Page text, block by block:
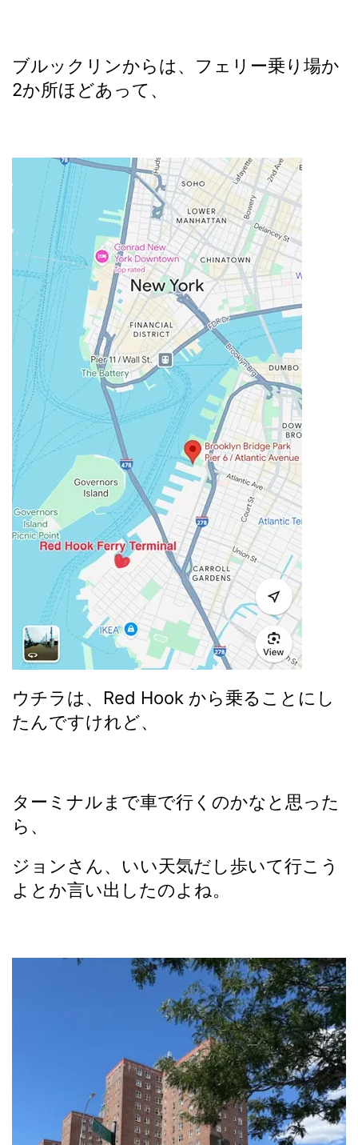
ブルックリンからは、フェリー乗り場か
2か所ほどあって、
ウチラは、Red Hook から乗ることにし
たんですけれど、
ターミナルまで車で行くのかなと思った
ら、
ジョンさん、いい天気だし歩いて行こう
よとか言い出したのよね。